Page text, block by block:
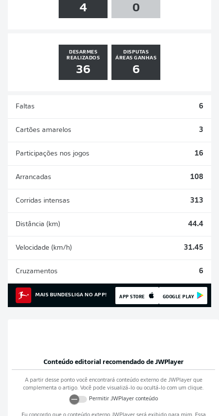
4 0
DESARMES
REALIZADOS
36
DISPUTAS
ÁREAS GANHAS
6
Faltas 6
Cartões amarelos 3
Participações nos jogos 16
Arrancadas 108
Corridas intensas 313
Distância (km) 44.4
Velocidade (km/h) 31.45
Cruzamentos 6
MAIS BUNDESLIGA NO APP! APP STORE GOOGLE PLAY
Conteúdo editorial recomendado de JWPlayer
A partir desse ponto você encontrará conteúdo externo de JWPlayerque
complementa o artigo. Você pode visualizá-lo ou ocultá-lo com um clique.
Permitir JWPlayerconteúdo